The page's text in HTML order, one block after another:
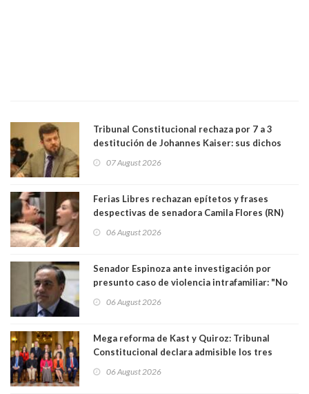
Tribunal Constitucional rechaza por 7 a 3
destitución de Johannes Kaiser: sus dichos
justicia constitucional porque no es diputado
07 August 2026
Ferias Libres rechazan epítetos y frases
despectivas de senadora Camila Flores (RN)
06 August 2026
Senador Espinoza ante investigación por
presunto caso de violencia intrafamiliar: "No
antecedentes a Tribunal Supremo
06 August 2026
Mega reforma de Kast y Quiroz: Tribunal
Constitucional declara admisible los tres
06 August 2026